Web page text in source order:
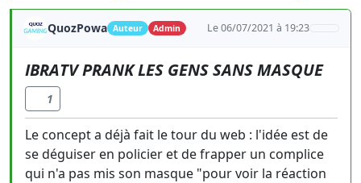
QuozPowa Auteur Admin Le 06/07/2021 à 19:23
IBRATV PRANK LES GENS SANS MASQUE
1
Le concept a déjà fait le tour du web : l'idée est de
se déguiser en policier et de frapper un complice
qui n'a pas mis son masque "pour voir la réaction